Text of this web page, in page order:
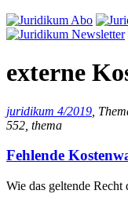
externe
juridikum 4/2019 ,
552, thema
Fehlende
Wie das geltende Recht